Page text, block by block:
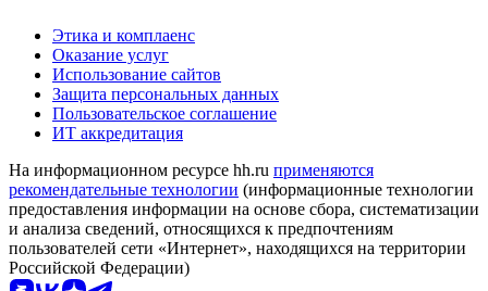
Этика и комплаенс
Оказание услуг
Использование сайтов
Защита персональных данных
Пользовательское соглашение
ИТ аккредитация
На информационном ресурсе hh.ru применяются
рекомендательные технологии (информационные технологии
предоставления информации на основе сбора, систематизации
и анализа сведений, относящихся к предпочтениям
пользователей сети «Интернет», находящихся на территории
Российской Федерации)